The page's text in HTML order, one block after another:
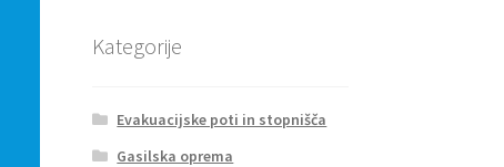
Kategorije
Evakuacijske poti in stopnišča
Gasilska oprema